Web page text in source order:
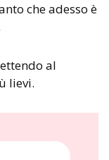
che adesso è
al
lievi.